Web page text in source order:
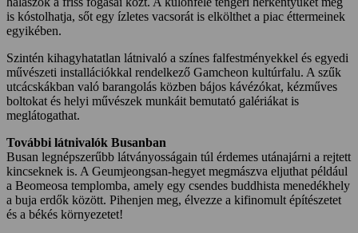
is kóstolhatja, sőt egy ízletes vacsorát is elkölthet a piac éttermeinek
egyikében.
Szintén kihagyhatatlan látnivaló a színes falfestményekkel és egyedi
művészeti installációkkal rendelkező Gamcheon kultúrfalu. A szűk
utcácskákban való barangolás közben bájos kávézókat, kézműves
boltokat és helyi művészek munkáit bemutató galériákat is
meglátogathat.
További látnivalók Busanban
Busan legnépszerűbb látványosságain túl érdemes utánajárni a rejtett
kincseknek is. A Geumjeongsan-hegyet megmászva eljuthat például
a Beomeosa templomba, amely egy csendes buddhista menedékhely
a buja erdők között. Pihenjen meg, élvezze a kifinomult építészetet
és a békés környezetet!